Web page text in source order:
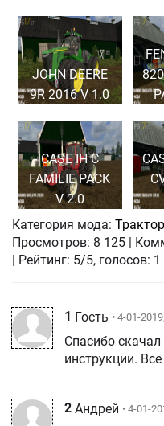
JOHN DEERE
9R 2016 V 1.0
CASE IH C
FAMILIE PACK
V 2.0
Категория мода:
Просмотров: 8 125
| Рейтинг: 5/5, голосов: 1
1 Гость • 4-01-
Спасибо
инструкции.
2 Андрей • 4-01-